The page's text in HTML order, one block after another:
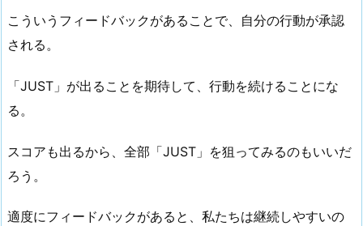
こういうフィードバックがあることで、自分の行動が承認
される。
「JUST」が出ることを期待して、行動を続けることにな
る。
スコアも出るから、全部「JUST」を狙ってみるのもいいだ
ろう。
適度にフィードバックがあると、私たちは継続しやすいの